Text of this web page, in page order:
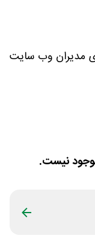
مدیران وب سایت
نیست.